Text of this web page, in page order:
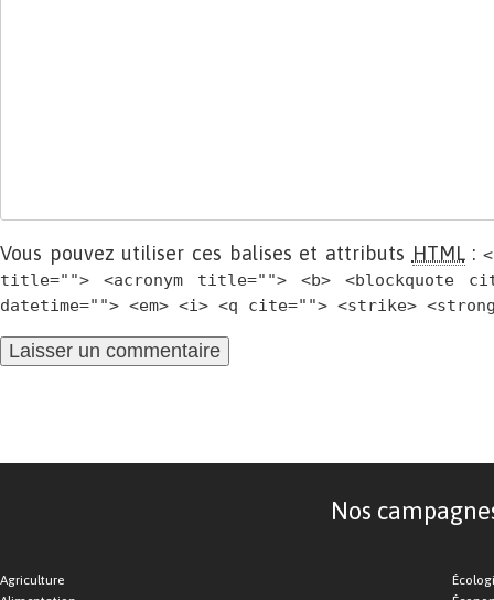
Vous pouvez utiliser ces balises et attributs HTML:
title=""> <acronym title=""> <b> <blockquote
datetime=""> <em> <i> <q cite=""> <strike>
Nos
Agriculture